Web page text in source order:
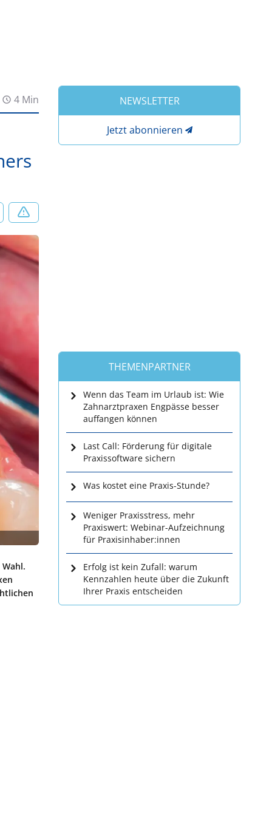
4 Min NEWSLETTER
Jetzt abonnieren
THEMENPARTNER
Wenn das Team im Urlaub ist: Wie
Zahnarztpraxen Engpässe besser
auffangen können
Last Call: Förderung für digitale
Praxissoftware sichern
Was kostet eine Praxis-Stunde?
Weniger Praxisstress, mehr
Praxiswert: Webinar-Aufzeichnung
für Praxisinhaber:innen
Erfolg ist kein Zufall: warum
Kennzahlen heute über die Zukunft
Ihrer Praxis entscheiden